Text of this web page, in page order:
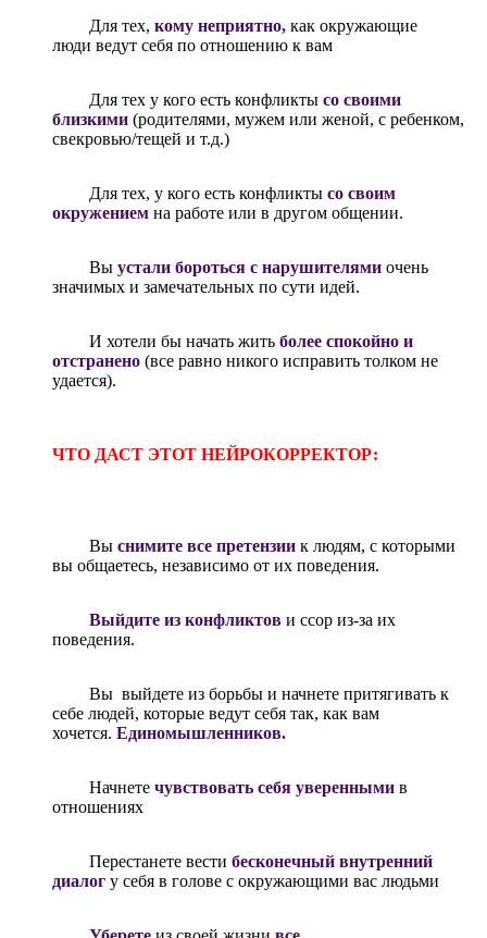
Для тех, кому неприятно, как окружающие
люди ведут себя по отношению к вам
Для тех у кого есть конфликты со своими
близкими (родителями, мужем или женой, с ребенком,
свекровью/тещей и т.д.)
Для тех, у кого есть конфликты со своим
окружением на работе или в другом общении.
Вы устали бороться с нарушителями очень
значимых и замечательных по сути идей.
И хотели бы начать жить более спокойно и
отстранено (все равно никого исправить толком не
удается).
ЧТО ДАСТ ЭТОТ НЕЙРОКОРРЕКТОР:
Вы снимите все претензии к людям, с которыми
вы общаетесь, независимо от их поведения.
Выйдите из конфликтов и ссор из-за их
поведения.
Вы выйдете из борьбы и начнете притягивать к
себе людей, которые ведут себя так, как вам
хочется. Единомышленников.
Начнете чувствовать себя уверенными в
отношениях
Перестанете вести бесконечный внутренний
диалог у себя в голове с окружающими вас людьми